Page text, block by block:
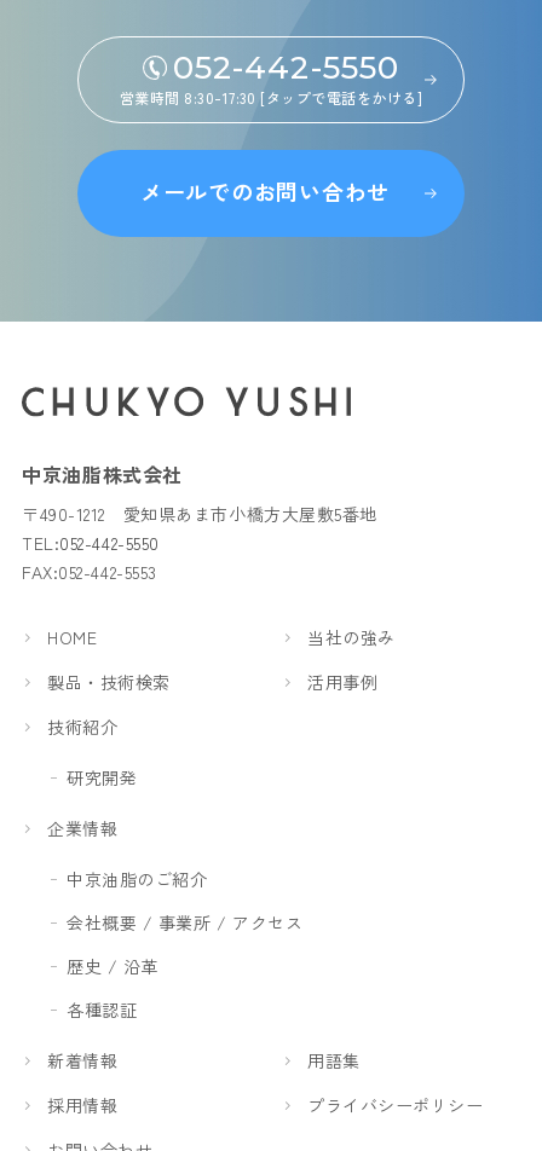
052-442-5550
営業時間 8:30-17:30 [タップで電話をかける]
メールでのお問い合わせ
中京油脂株式会社
〒490-1212 愛知県あま市小橋方大屋敷5番地
TEL:052-442-5550
FAX:052-442-5553
HOME
当社の強み
製品・技術検索
活用事例
技術紹介
研究開発
企業情報
中京油脂のご紹介
会社概要 / 事業所 / アクセス
歴史 / 沿革
各種認証
新着情報
用語集
採用情報
プライバシーポリシー